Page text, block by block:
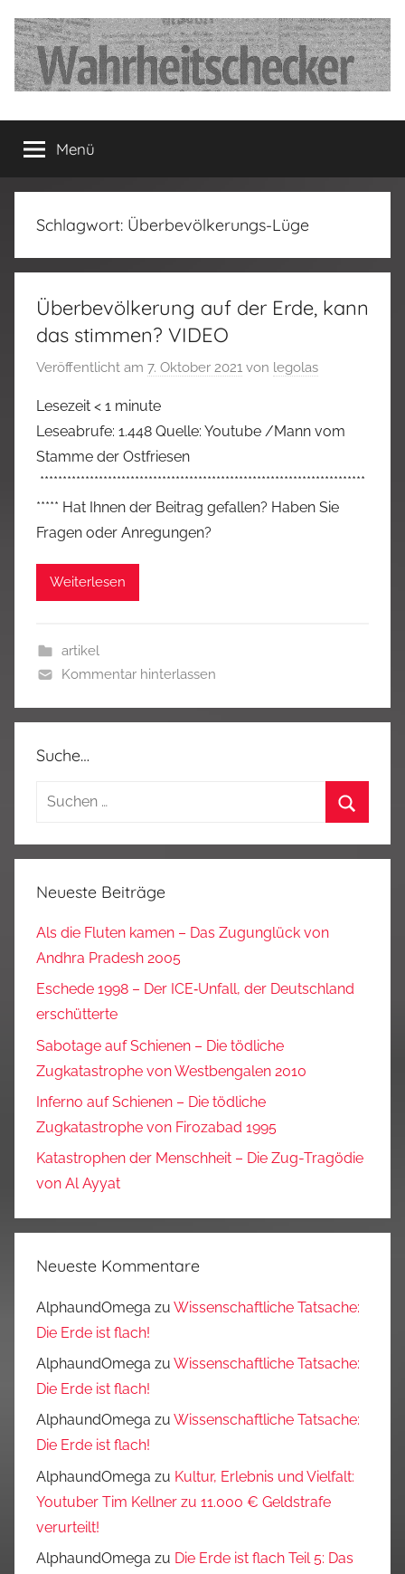
Inhalt
springen
…
Deutschland
hat
fertig…!
Menü
Schlagwort: Überbevölkerungs-Lüge
Überbevölkerung auf der Erde, kann
das stimmen? VIDEO
Veröffentlicht am 7. Oktober 2021 von legolas
Lesezeit < 1 minute
Leseabrufe: 1.448 Quelle: Youtube /Mann vom
Stamme der Ostfriesen
************************************************************************
***** Hat Ihnen der Beitrag gefallen? Haben Sie
Fragen oder Anregungen?
Weiterlesen
artikel
Kommentar hinterlassen
Suche…
Suchen
Neueste Beiträge
Als die Fluten kamen – Das Zugunglück von
Andhra Pradesh 2005
Eschede 1998 – Der ICE‑Unfall, der Deutschland
erschütterte
Sabotage auf Schienen – Die tödliche
Zugkatastrophe von Westbengalen 2010
Inferno auf Schienen – Die tödliche
Zugkatastrophe von Firozabad 1995
Katastrophen der Menschheit – Die Zug-Tragödie
von Al Ayyat
Neueste Kommentare
AlphaundOmega zu Wissenschaftliche Tatsache:
Die Erde ist flach!
AlphaundOmega zu Wissenschaftliche Tatsache:
Die Erde ist flach!
AlphaundOmega zu Wissenschaftliche Tatsache:
Die Erde ist flach!
AlphaundOmega zu Kultur, Erlebnis und Vielfalt:
Youtuber Tim Kellner zu 11.000 € Geldstrafe
verurteilt!
AlphaundOmega zu Die Erde ist flach Teil 5: Das